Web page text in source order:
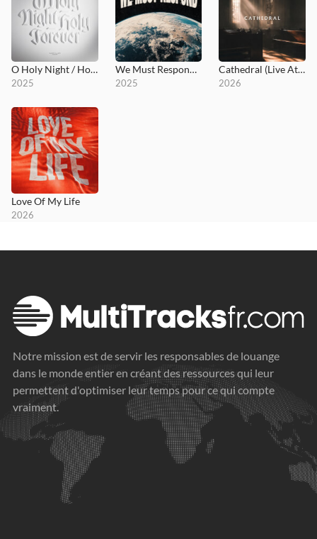
O Holy Night / Holy Forever
2025
We Must Respond (Deluxe)
2025
Cathedral (Live At Church)
2026
Love Of My Life
2026
Notre mission est de servir les responsables de louange
dans le monde entier en créant des ressources qui leur
permettent d'optimiser leur temps pour ce qui compte
vraiment.